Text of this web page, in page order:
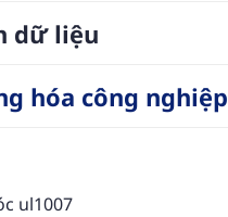
dữ liệu
hóa công nghiệp
ul1007